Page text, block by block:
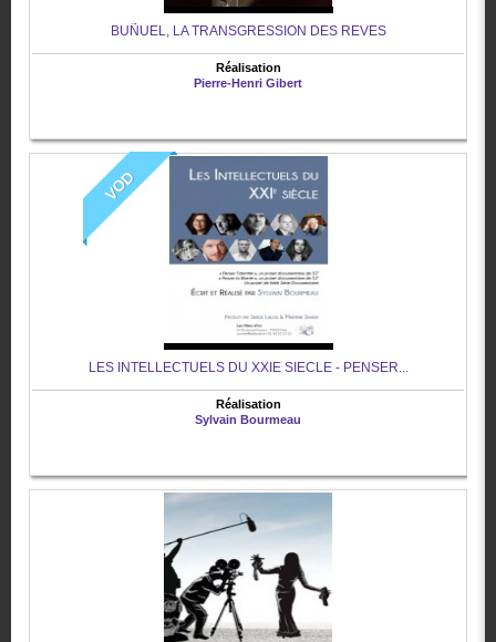
BUÑUEL, LA TRANSGRESSION DES REVES
Réalisation
Pierre-Henri Gibert
VOD
LES INTELLECTUELS DU XXIE SIECLE - PENSER...
Réalisation
Sylvain Bourmeau